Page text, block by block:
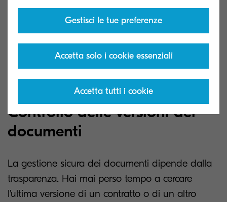
Con KCIM, i dipendenti possono individuare
rapidamente documenti specifici, eliminando così
le lunghe ricerche manuali e ottenendo la
dove si trovano i documenti sensibili.
Controllo delle versioni dei
documenti
La gestione sicura dei documenti dipende dalla
trasparenza. Hai mai perso tempo a cercare
l'ultima versione di un contratto o di un altro
Gestisci le tue preferenze
Accetta solo i cookie essenziali
Accetta tutti i cookie